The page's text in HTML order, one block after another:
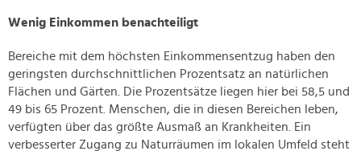
Wenig Einkommen benachteiligt
Bereiche mit dem höchsten Einkommensentzug haben den
geringsten durchschnittlichen Prozentsatz an natürlichen
Flächen und Gärten. Die Prozentsätze liegen hier bei 58,5 und
49 bis 65 Prozent. Menschen, die in diesen Bereichen leben,
verfügten über das größte Ausmaß an Krankheiten. Ein
verbesserter Zugang zu Naturräumen im lokalen Umfeld steht